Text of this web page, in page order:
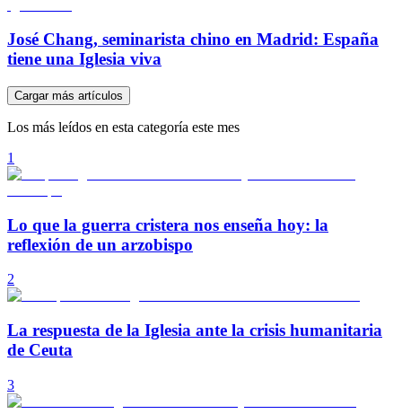
José Chang, seminarista chino en Madrid: España
tiene una Iglesia viva
Cargar más artículos
Los más leídos en esta categoría este mes
1
Lo que la guerra cristera nos enseña hoy: la
reflexión de un arzobispo
2
La respuesta de la Iglesia ante la crisis humanitaria
de Ceuta
3